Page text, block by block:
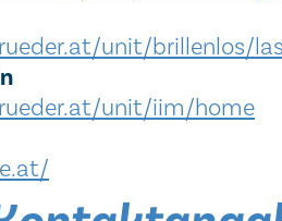
unit/brillenlos/
unit/iim/home